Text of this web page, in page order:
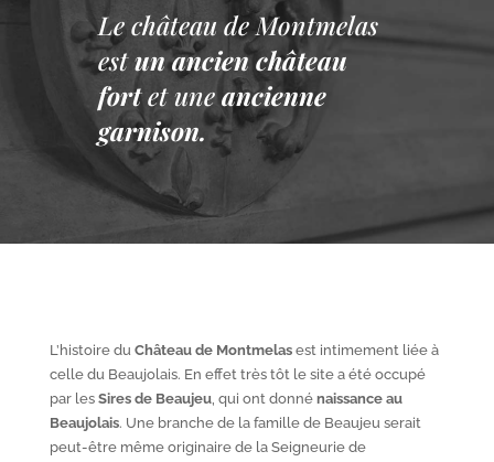
Le château de Montmelas
est un ancien château
fort et une ancienne
garnison.
L’histoire duChâteau de Montmelasest intimement liée à
celle du Beaujolais. En effet très tôt le site a été occupé
par les Sires de Beaujeu, qui ont donné naissance au
Beaujolais. Une branche de la famille de Beaujeu serait
peut-être même originaire de la Seigneurie de